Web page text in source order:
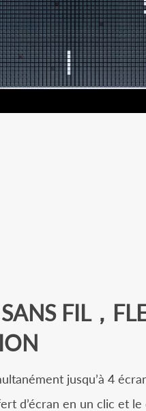
FIL，
jusqu’à 4
d’écran en un clic et